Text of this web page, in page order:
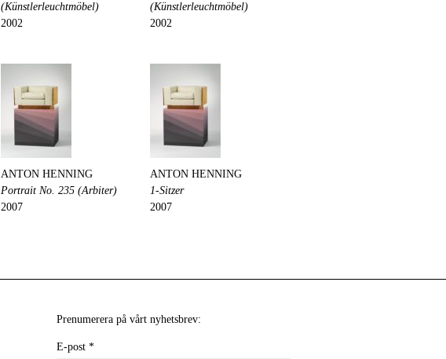
(Künstlerleuchtmöbel)
2002
(Künstlerleuchtmöbel)
2002
ANTON HENNING
Portrait No. 235 (Arbiter)
2007
ANTON HENNING
1-Sitzer
2007
Prenumerera på vårt nyhetsbrev:
E-post *